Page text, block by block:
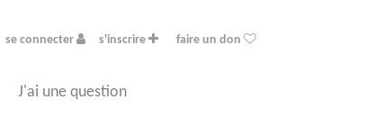
se connecter s'inscrire faire un don
J'ai une question